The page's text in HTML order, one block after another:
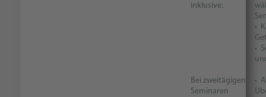
inklusive:
•
•
Bei zweitägigen
Seminaren
•